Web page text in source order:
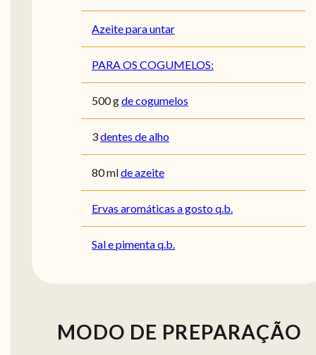
Azeite para untar
PARA OS COGUMELOS:
500gde cogumelos
3dentes de alho
80mlde azeite
Ervas aromáticas a gosto q.b.
Sal e pimenta q.b.
MODO DE PREPARAÇÃO